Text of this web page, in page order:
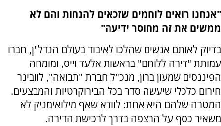
"אנחנו רואים לוחמים שזכאים להנחות והם לא
ממשים את זה מחוסר ידיעה"
בדיוק לאותם אנשים שהלכו לאיבוד בעולם הנדל"ן, חברו
עמותת "דירה ללוחם" בראשות אלעד וייס, ומומחה
הפיננסים שמעון ברון, מנכ"ל חברת "תבואה", לוובינר
חירום כלכלי שיעשה סדר בכל הבירוקרטיות והמבצעים.
המטרה שלהם היא אחת: לוודא שאף מילואימניק לא
משאיר כסף על הרצפה בדרך לרכישת הדירה.